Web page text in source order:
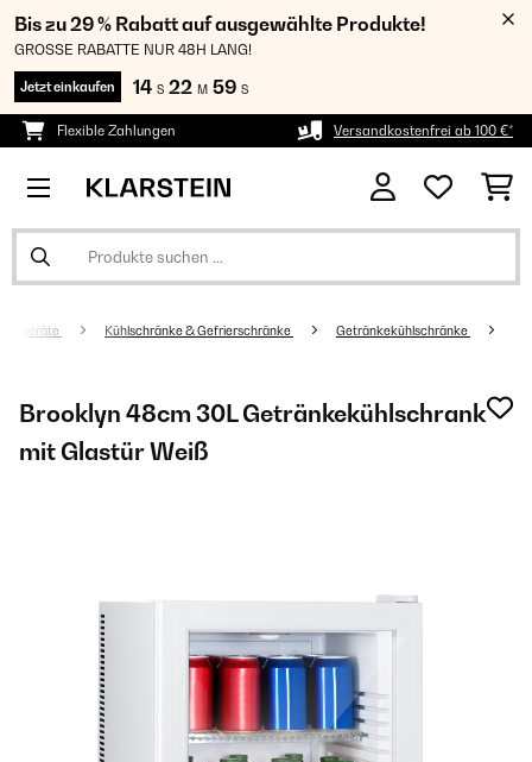
Bis zu 29 % Rabatt auf ausgewählte Produkte!
GROSSE RABATTE NUR 48H LANG!
Jetzt einkaufen 14 S 22 M 58 S
Flexible Zahlungen Versandkostenfrei ab 100 €*
Kühlschränke & Gefrierschränke Getränkekühlschränke
Brooklyn 48cm 30L Getränkekühlschrank
mit Glastür​ Weiß